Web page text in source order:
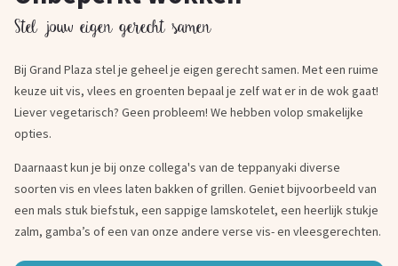
Stel jouw eigen gerecht samen
Bij Grand Plaza stel je geheel je eigen gerecht samen. Met een ruime
keuze uit vis, vlees en groenten bepaal je zelf wat er in de wok gaat!
Liever vegetarisch? Geen probleem! We hebben volop smakelijke
opties.
Daarnaast kun je bij onze collega's van de teppanyaki diverse
soorten vis en vlees laten bakken of grillen. Geniet bijvoorbeeld van
een mals stuk biefstuk, een sappige lamskotelet, een heerlijk stukje
zalm, gamba’s of een van onze andere verse vis- en vleesgerechten.